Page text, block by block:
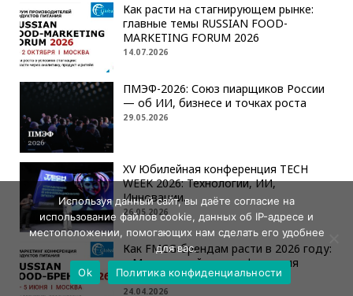
Как расти на стагнирующем рынке:
главные темы RUSSIAN FOOD-
MARKETING FORUM 2026
14.07.2026
ПМЭФ-2026: Союз пиарщиков России
— об ИИ, бизнесе и точках роста
29.05.2026
XV Юбилейная конференция TECH
WEEK 2026: Технологии, ИИ,
Инновации.
26.05.2026
Как FMCG-брендам расти в 2026 году:
в Москве пройдет конференция
RUSSIAN FOOD-БРЕНД
24.04.2026
Используя данный сайт, вы даёте согласие на
использование файлов cookie, данных об IP-адресе и
местоположении, помогающих нам сделать его удобнее
для вас.
Ok
Политика конфиденциальности